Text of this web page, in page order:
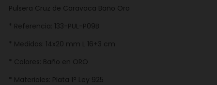
Pulsera Cruz de Caravaca Baño Oro
* Referencia: 133-PUL-P09B
* Medidas: 14x20 mm L 16+3 cm
* Colores: Baño en ORO
* Materiales: Plata 1ª Ley 925